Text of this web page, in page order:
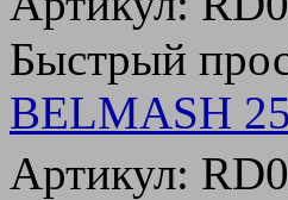
Быстрый
BELMASH
Артикул: